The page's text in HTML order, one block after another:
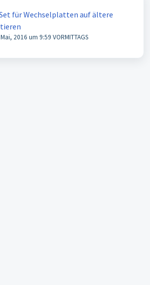
für Wechselplatten auf ältere
2016 um 9:59 VORMITTAGS